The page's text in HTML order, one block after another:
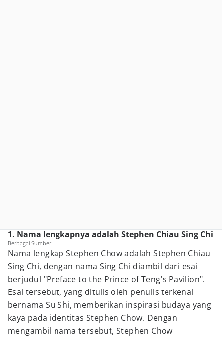
1. Nama lengkapnya adalah Stephen Chiau Sing Chi
Berbagai Sumber
Nama lengkap Stephen Chow adalah Stephen Chiau
Sing Chi, dengan nama Sing Chi diambil dari esai
berjudul "Preface to the Prince of Teng's Pavilion".
Esai tersebut, yang ditulis oleh penulis terkenal
bernama Su Shi, memberikan inspirasi budaya yang
kaya pada identitas Stephen Chow. Dengan
mengambil nama tersebut, Stephen Chow